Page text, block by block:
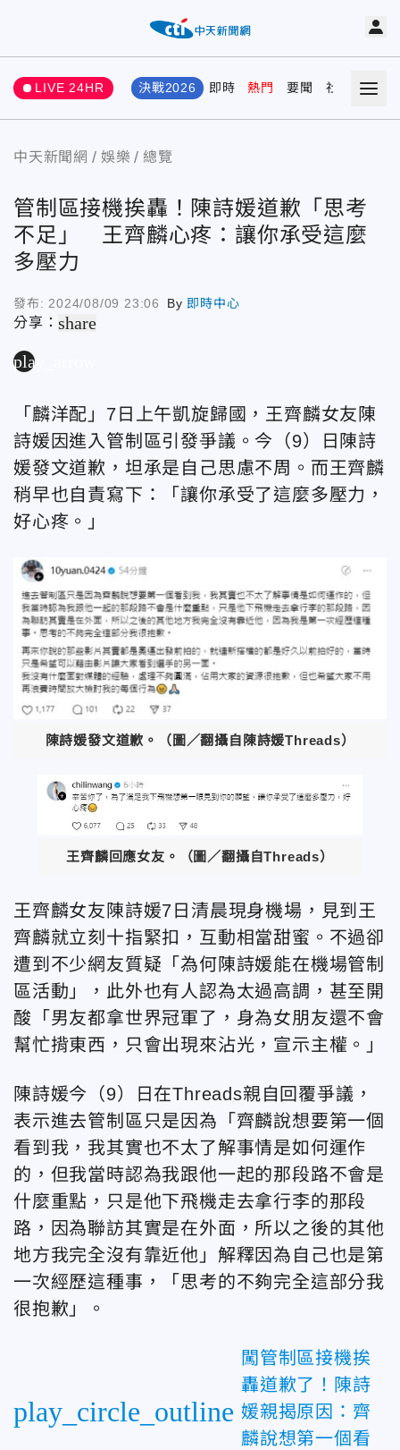
LIVE 24HR 決戰2026 即時 熱門 要聞 社會 娛樂
中天新聞網 娛樂 總覽
管制區接機挨轟！陳詩媛道歉「思考
不足」 王齊麟心疼：讓你承受這麼
多壓力
發布: 2024/08/09 23:06 By 即時中心
分享：share
play_arrow
「麟洋配」7日上午凱旋歸國，王齊麟女友陳
詩媛因進入管制區引發爭議。今（9）日陳詩
媛發文道歉，坦承是自己思慮不周。而王齊麟
稍早也自責寫下：「讓你承受了這麼多壓力，
好心疼。」
陳詩媛發文道歉。（圖／翻攝自陳詩媛Threads）
王齊麟回應女友。（圖／翻攝自Threads）
王齊麟女友陳詩媛7日清晨現身機場，見到王
齊麟就立刻十指緊扣，互動相當甜蜜。不過卻
遭到不少網友質疑「為何陳詩媛能在機場管制
區活動」，此外也有人認為太過高調，甚至開
酸「男友都拿世界冠軍了，身為女朋友還不會
幫忙揹東西，只會出現來沾光，宣示主權。」
陳詩媛今（9）日在Threads親自回覆爭議，
表示進去管制區只是因為「齊麟說想要第一個
看到我，我其實也不太了解事情是如何運作
的，但我當時認為我跟他一起的那段路不會是
什麼重點，只是他下飛機走去拿行李的那段
路，因為聯訪其實是在外面，所以之後的其他
地方我完全沒有靠近他」解釋因為自己也是第
一次經歷這種事，「思考的不夠完全這部分我
很抱歉」。
play_circle_outline
闖管制區接機挨
轟道歉了！陳詩
媛親揭原因：齊
麟說想第一個看